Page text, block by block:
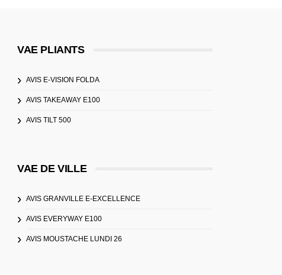
VAE PLIANTS
AVIS E-VISION FOLDA
AVIS TAKEAWAY E100
AVIS TILT 500
VAE DE VILLE
AVIS GRANVILLE E-EXCELLENCE
AVIS EVERYWAY E100
AVIS MOUSTACHE LUNDI 26